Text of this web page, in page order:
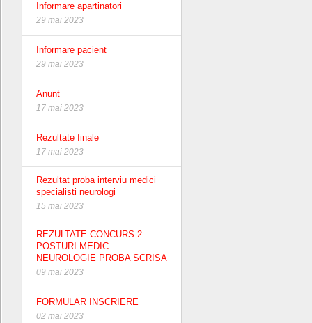
Informare apartinatori
29 mai 2023
Informare pacient
29 mai 2023
Anunt
17 mai 2023
Rezultate finale
17 mai 2023
Rezultat proba interviu medici
specialisti neurologi
15 mai 2023
REZULTATE CONCURS 2
POSTURI MEDIC
NEUROLOGIE PROBA SCRISA
09 mai 2023
FORMULAR INSCRIERE
02 mai 2023